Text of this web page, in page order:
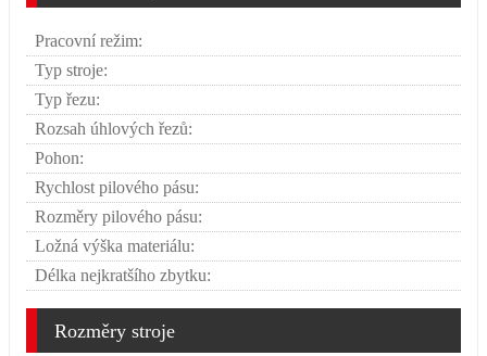
Pracovní režim:
Typ stroje:
Typ řezu:
Rozsah úhlových řezů:
Pohon:
Rychlost pilového pásu:
Rozměry pilového pásu:
Ložná výška materiálu:
Délka nejkratšího zbytku:
Rozměry stroje